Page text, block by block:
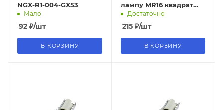
NGX-R1-004-GX53
Мало
92 ₽/шт
В КОРЗИНУ
лампу MR16 квадрат
пластиковый белый
IEK
Достаточно
215₽/шт
В КОРЗИНУ